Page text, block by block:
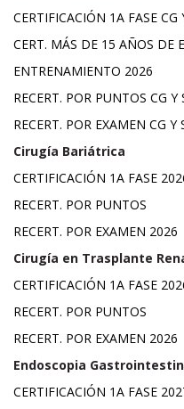
CERTIFICACIÓN 1A FASE CG
CERT. MÁS DE 15 AÑOS DE
ENTRENAMIENTO 2026
RECERT. POR PUNTOS CG Y
RECERT. POR EXAMEN CG Y
Cirugía Bariátrica
CERTIFICACIÓN 1A FASE
RECERT. POR PUNTOS
RECERT. POR EXAMEN 2026
Cirugía en Trasplante
CERTIFICACIÓN 1A FASE
RECERT. POR PUNTOS
RECERT. POR EXAMEN 2026
Endoscopia
CERTIFICACIÓN 1A FASE